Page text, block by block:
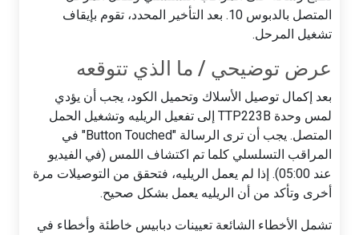
المتصل بالدبوس 10. بعد التأخير المحدد، تقوم بإيقاف
تشغيل المرحل.
عرض توضيحي / ما الذي تتوقعه
بعد إكمال توصيل الأسلاك وتحميل الكود، يجب أن يؤدي
لمس وحدة TTP223B إلى تفعيل الريليه وتشغيل الحمل
المتصل. يجب أن ترى الرسالة "Button Touched" في
المراقب التسلسلي كلما تم اكتشاف اللمس (في الفيديو
عند 05:00). إذا لم يعمل الريليه، فتحقق من التوصيلات مرة
أخرى وتأكد من أن الريليه يعمل بشكل صحيح.
تشمل الأخطاء الشائعة تعيينات دبابيس خاطئة وأخطاء في